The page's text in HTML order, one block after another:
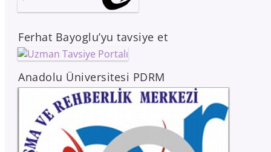
Ferhat Bayoglu’yu tavsiye et
Anadolu Üniversitesi PDRM